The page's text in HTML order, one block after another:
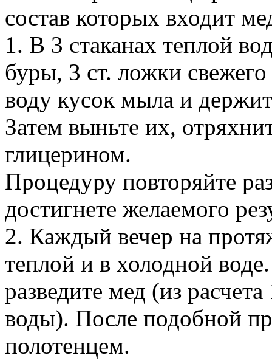
состав которых входит
1. В 3 стаканах теплой
буры, 3 ст. ложки
воду кусок мыла и
Затем выньте их,
глицерином.
Процедуру повторяйте
достигнете желаемого
2. Каждый вечер на
теплой и в холодной
разведите мед (из
воды). После подобной
полотенцем.